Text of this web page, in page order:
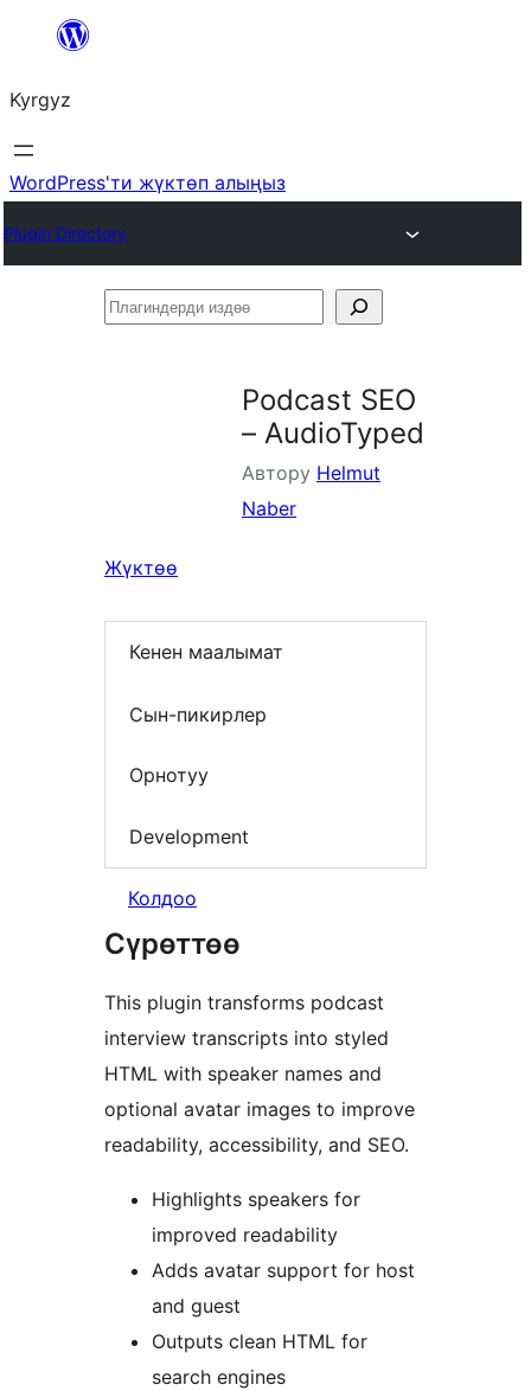
Мазмунга
Kyrgyz
WordPress'ти жүктөп алыңыз
Plugin Directory
Плагиндерди
Podcast SEO
– AudioTyped
Автору Helmut
Naber
Жүктөө
Кенен маалымат
Сын-пикирлер
Орнотуу
Development
Колдоо
Сүрөттөө
This plugin transforms podcast
interview transcripts into styled
HTML with speaker names and
optional avatar images to improve
readability, accessibility, and SEO.
Highlights speakers for
improved readability
Adds avatar support for host
and guest
Outputs clean HTML for
search engines